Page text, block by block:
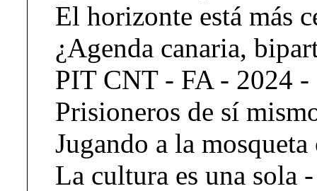
El horizonte está más
¿Agenda canaria,
PIT CNT - FA - 2024 -
Prisioneros de sí
Jugando a la
La cultura es una sola